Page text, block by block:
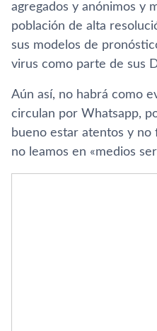
agregados y anónimos y
población de alta
sus modelos de
virus como parte de sus
Aún así, no habrá como
circulan por Whatsapp,
bueno estar atentos y no
no leamos en «medios